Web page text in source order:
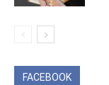
FACEBOOK